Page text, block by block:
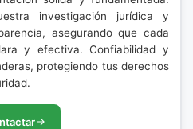
investigación jurídica y
asegurando que cada
y efectiva. Confiabilidad y
protegiendo tus derechos